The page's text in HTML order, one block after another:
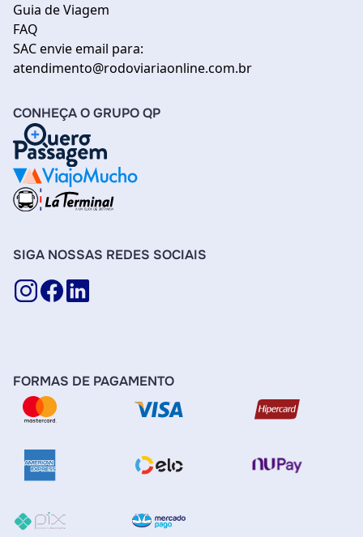
Guia de Viagem
FAQ
SAC envie email para:
atendimento@rodoviariaonline.com.br
CONHEÇA O GRUPO QP
SIGA NOSSAS REDES SOCIAIS
FORMAS DE PAGAMENTO